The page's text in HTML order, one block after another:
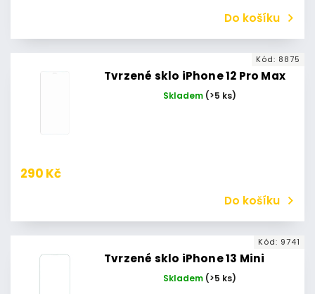
Do košíku
Tvrzené sklo iPhone 12 Pro Max
Skladem (>5 ks)
290 Kč
Do košíku
Kód: 8875
Tvrzené sklo iPhone 13 Mini
Skladem (>5 ks)
Kód: 9741